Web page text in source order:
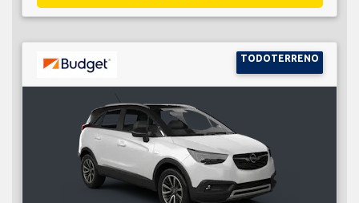
TODOTERRENO